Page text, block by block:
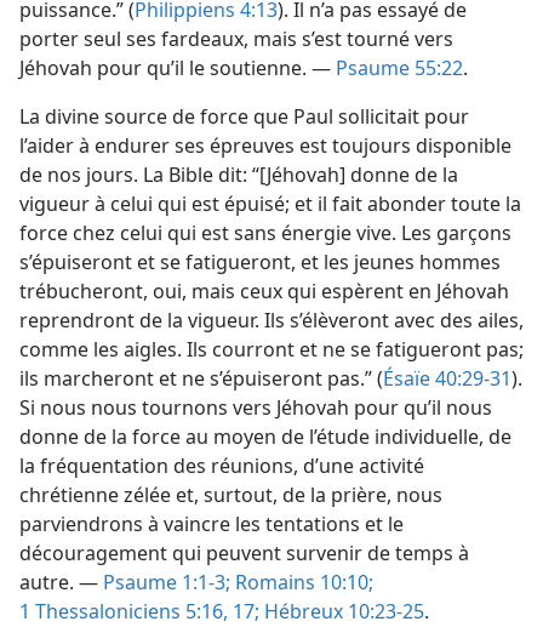
puissance.” (Philippiens 4:13). Il n’a pas essayé de
porter seul ses fardeaux, mais s’est tourné vers
Jéhovah pour qu’il le soutienne. — Psaume 55:22.
La divine source de force que Paul sollicitait pour
l’aider à endurer ses épreuves est toujours disponible
de nos jours. La Bible dit: “[Jéhovah] donne de la
vigueur à celui qui est épuisé; et il fait abonder toute la
force chez celui qui est sans énergie vive. Les garçons
s’épuiseront et se fatigueront, et les jeunes hommes
trébucheront, oui, mais ceux qui espèrent en Jéhovah
reprendront de la vigueur. Ils s’élèveront avec des ailes,
comme les aigles. Ils courront et ne se fatigueront pas;
ils marcheront et ne s’épuiseront pas.” (Ésaïe 40:29-31).
Si nous nous tournons vers Jéhovah pour qu’il nous
donne de la force au moyen de l’étude individuelle, de
la fréquentation des réunions, d’une activité
chrétienne zélée et, surtout, de la prière, nous
parviendrons à vaincre les tentations et le
découragement qui peuvent survenir de temps à
autre. — Psaume 1:1-3; Romains 10:10;
1 Thessaloniciens 5:16, 17; Hébreux 10:23-25.